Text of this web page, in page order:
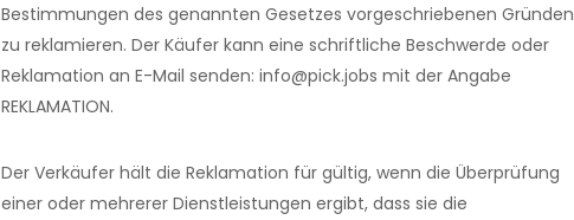
Bestimmungen des genannten Gesetzes vorgeschriebenen Gründen
zu reklamieren. Der Käufer kann eine schriftliche Beschwerde oder
Reklamation an E-Mail senden: info@pick.jobs mit der Angabe
REKLAMATION.
Der Verkäufer hält die Reklamation für gültig, wenn die Überprüfung
einer oder mehrerer Dienstleistungen ergibt, dass sie die